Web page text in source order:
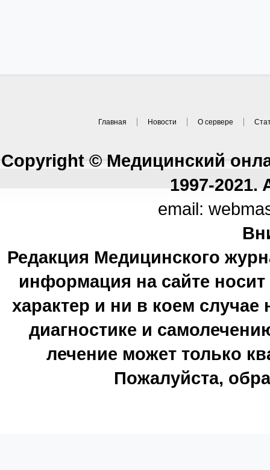
Главная Новости О сервере
Copyright © Медицинский
1997-2021.
email:
Редакция Медицинского
информация на сайте
характер и ни в коем
диагностике и
лечение может только
Пожалуйста,